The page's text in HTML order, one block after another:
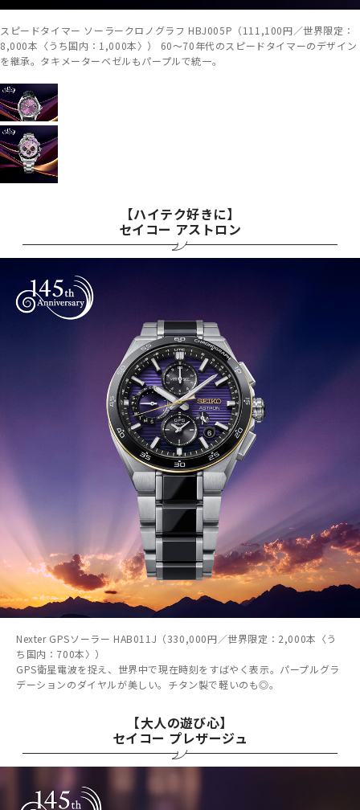
スピードタイマー ソーラークロノグラフ HBJ005P（111,100円／世界限定：
8,000本〈うち国内：1,000本〉） 60～70年代のスピードタイマーのデザイン
を継承。タキメーターベゼルもパープルで統一。
【ハイテク好きに】
セイコー アストロン
Nexter GPSソーラー HAB011J（330,000円／世界限定：2,000本〈う
ち国内：700本〉）
GPS衛星電波を捉え、世界中で現在時刻をすばやく表示。パープルグラ
デーションのダイヤルが美しい。チタン製で軽いのも◎。
【大人の遊び心】
セイコー プレザージュ